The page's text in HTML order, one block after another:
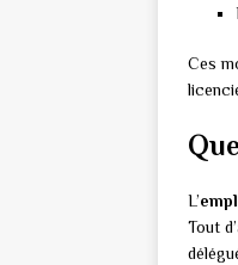
Ces
L’
Tout